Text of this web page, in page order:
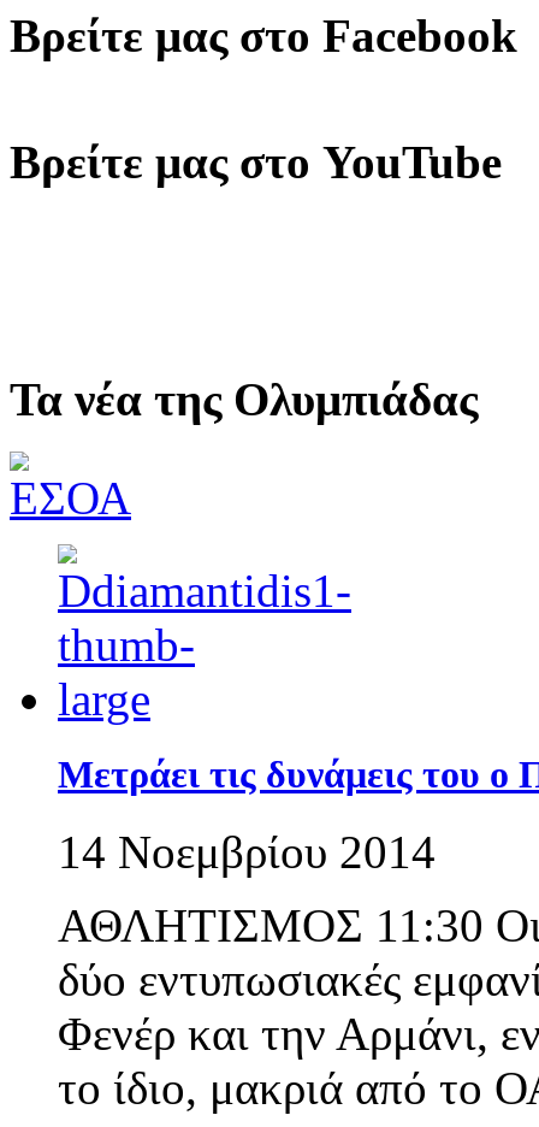
Βρείτε μας στο Facebook
Βρείτε μας στο YouTube
Τα νέα της Ολυμπιάδας
Μετράει τις δυνάμεις του ο
14 Νοεμβρίου 2014
ΑΘΛΗΤΙΣΜΟΣ 11:30 Οι
δύο εντυπωσιακές
Φενέρ και την Αρμάνι,
το ίδιο, μακριά από